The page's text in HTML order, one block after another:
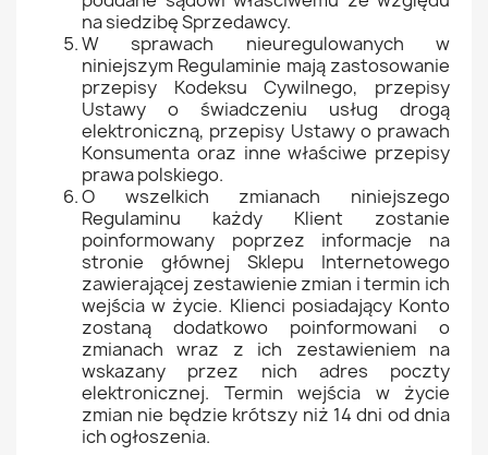
na siedzibę Sprzedawcy.
W sprawach nieuregulowanych w
niniejszym Regulaminie mają zastosowanie
przepisy Kodeksu Cywilnego, przepisy
Ustawy o świadczeniu usług drogą
elektroniczną, przepisy Ustawy o prawach
Konsumenta oraz inne właściwe przepisy
prawa polskiego.
O wszelkich zmianach niniejszego
Regulaminu każdy Klient zostanie
poinformowany poprzez informacje na
stronie głównej Sklepu Internetowego
zawierającej zestawienie zmian i termin ich
wejścia w życie. Klienci posiadający Konto
zostaną dodatkowo poinformowani o
zmianach wraz z ich zestawieniem na
wskazany przez nich adres poczty
elektronicznej. Termin wejścia w życie
zmian nie będzie krótszy niż 14 dni od dnia
ich ogłoszenia.